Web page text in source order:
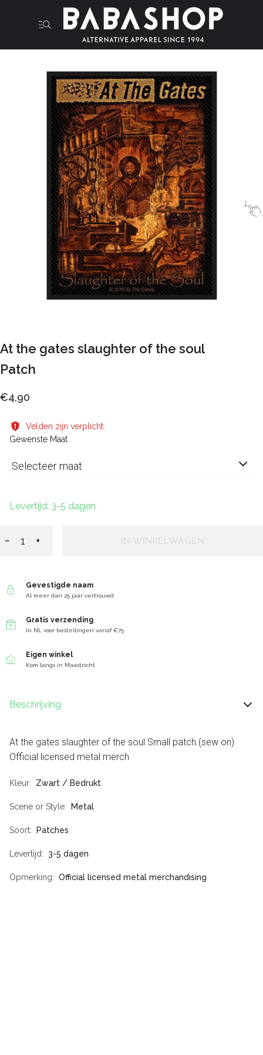
At the gates slaughter of the soul
Patch
€4,90
Velden zijn verplicht.
Gewenste Maat
Selecteer maat
Levertijd: 3-5 dagen
− +
Gevestigde naam
Al meer dan 25 jaar vertrouwd
Gratis verzending
In NL voor bestellingen vanaf €75
Eigen winkel
Kom langs in Maastricht
Beschrijving
At the gates slaughter of the soul Small patch (sew on)
Official licensed metal merch
Kleur Zwart / Bedrukt
Scene or Style Metal
Soort Patches
Levertijd 3-5 dagen
Opmerking Official licensed metal merchandising